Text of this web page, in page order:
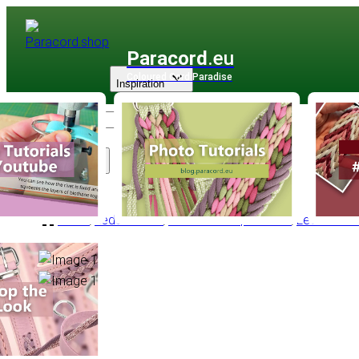
Paracord .eu
Coloured Cord Paradise
Sortiment
Inspiration
Leder/Lederschnur/Lederschnur |1 - 6 mm